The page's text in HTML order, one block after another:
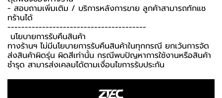
- สอบถามเพิ่มเติม / บริการหลังการขาย ลูกค้าสามารถทักแช
ทร้านได้
----------------------------------------
️ นโยบายการรับคืนสินค้า ️
ทางร้านฯ ไม่มีนโยบายการรับคืนสินค้าในทุกกรณี ยกเว้นการจัด
ส่งสินค้าผิดรุ่น ผิดสีเท่านั้น กรณีพบปัญหาการใช้งานหรือสินค้า
ชำรุด สามารส่งเคลมได้ตามเงื่อนไขการรับประกัน